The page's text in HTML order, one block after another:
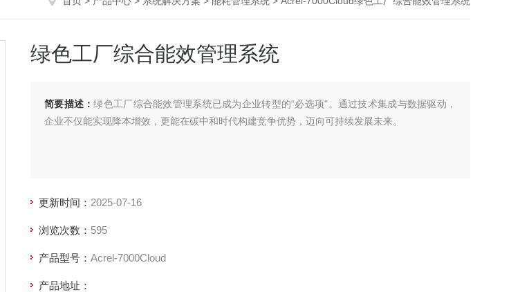
绿色工厂综合能效管理系统
简要描述：绿色工厂综合能效管理系统已成为企业转型的“必选项"。通过技术集成与数据驱动，
企业不仅能实现降本增效，更能在碳中和时代构建竞争优势，迈向可持续发展未来。
更新时间： 2025-07-16
浏览次数： 595
产品型号： Acrel-7000Cloud
产品地址：